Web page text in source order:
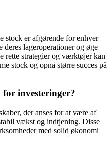
stock er afgørende for enhver
deres lageroperationer og øge
rette strategier og værktøjer kan
stock og opnå større succes på
investeringer?
der anses for at være af
vækst og indtjening. Disse
med solid økonomi